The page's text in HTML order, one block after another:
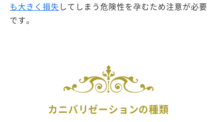
も大きく損失してしまう危険性を孕むため注意が必要
です。
カニバリゼーションの種類